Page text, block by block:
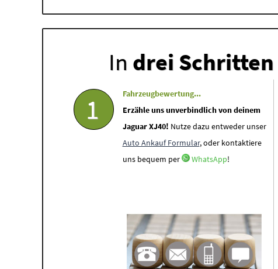
In drei Schritten
1
Fahrzeugbewertung...
Erzähle uns unverbindlich von deinem
Jaguar XJ40! Nutze dazu entweder unser
Auto Ankauf Formular, oder kontaktiere
uns bequem per
WhatsApp!